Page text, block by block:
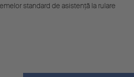
standard de asistență la rulare